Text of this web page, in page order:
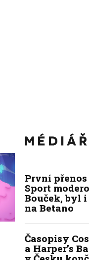
První
Sport
Bouček, byl
na Betano
Časopisy
a Harper’s